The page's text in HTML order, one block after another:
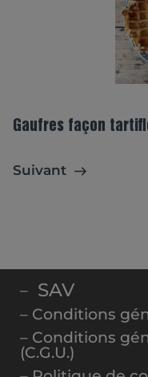
Gaufres façon
Suivant
– SAV
– Conditions
– Conditions
(C.G.U.)